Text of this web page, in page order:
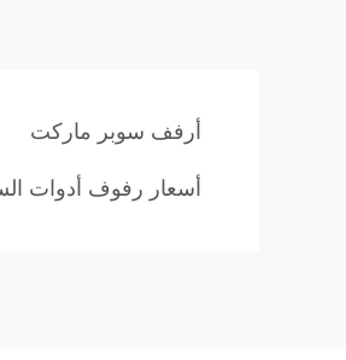
أرفف سوبر ماركت
أسعار رفوف أدوات